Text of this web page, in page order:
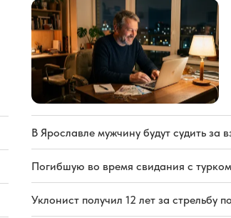
В Ярославле мужчину будут судить за
Погибшую во время свидания с
Уклонист получил 12 лет за стрельбу